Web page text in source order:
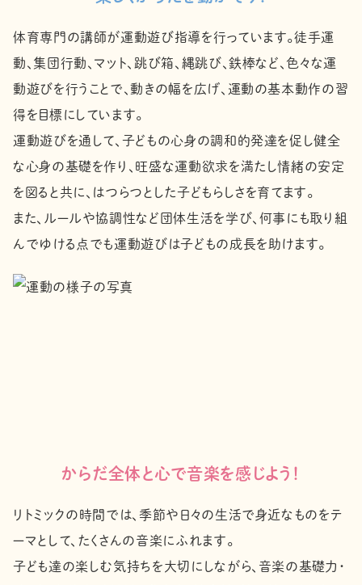
体育専門の講師が運動遊び指導を行っています。徒手運
動、集団行動、マット、跳び箱、縄跳び、鉄棒など、色々な運
動遊びを行うことで、動きの幅を広げ、運動の基本動作の習
得を目標にしています。
運動遊びを通して、子どもの心身の調和的発達を促し健全
な心身の基礎を作り、旺盛な運動欲求を満たし情緒の安定
を図ると共に、はつらつとした子どもらしさを育てます。
また、ルールや協調性など団体生活を学び、何事にも取り組
んでゆける点でも運動遊びは子どもの成長を助けます。
からだ全体と心で音楽を感じよう！
リトミックの時間では、季節や日々の生活で身近なものをテ
ーマとして、たくさんの音楽にふれます。
子ども達の楽しむ気持ちを大切にしながら、音楽の基礎力・